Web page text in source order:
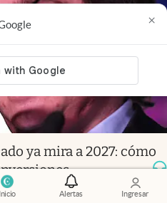
Inicio Alertas Ingresar
×
ya mira a 2027: cómo